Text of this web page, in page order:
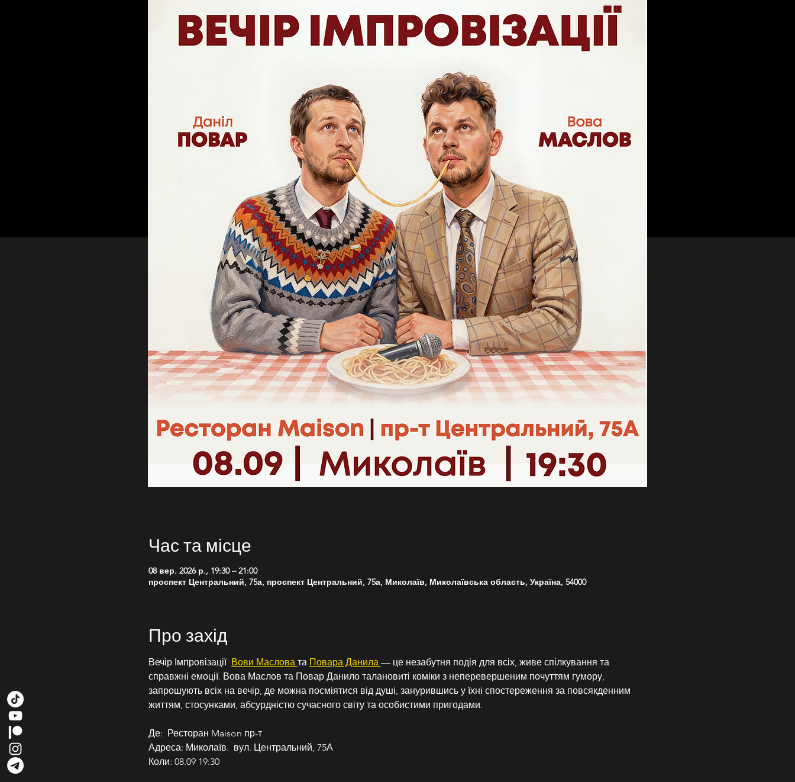
Час та місце
08 вер. 2026 р., 19:30 – 21:00
проспект Центральний, 75а, проспект Центральний, 75а, Миколаїв, Миколаївська область, Україна, 54000
Про захід
Вечір Імпровізації Вови Маслова та Повара Данила — це незабутня подія для всіх, живе спілкування та
справжні емоції. Вова Маслов та Повар Данило талановиті коміки з неперевершеним почуттям гумору,
запрошують всіх на вечір, де можна посміятися від душі, занурившись у їхні спостереження за повсякденним
життям, стосунками, абсурдністю сучасного світу та особистими пригодами.
Де:  Ресторан Maison пр-т
Адреса: Миколаїв.  вул. Центральний, 75А
Коли: 08.09 19:30